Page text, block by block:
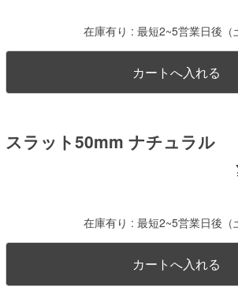
在庫有り : 最短2~5営業日後（
スラット50mm ナチュラル
在庫有り : 最短2~5営業日後（